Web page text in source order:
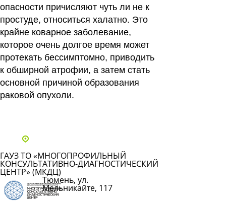
опасности причисляют чуть ли не к
простуде, относиться халатно. Это
крайне коварное заболевание,
которое очень долгое время может
протекать бессимптомно, приводить
к обширной атрофии, а затем стать
основной причиной образования
раковой опухоли.
ГАУЗ ТО «МНОГОПРОФИЛЬНЫЙ
КОНСУЛЬТАТИВНО-ДИАГНОСТИЧЕСКИЙ
ЦЕНТР» (МКДЦ)
Тюмень, ул.
Мельникайте, 117